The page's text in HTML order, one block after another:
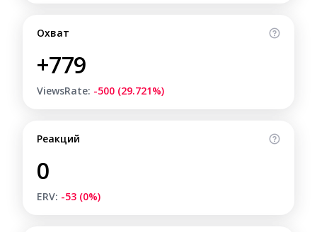
Охват
+779
ViewsRate: -500 (29.721%)
Реакций
0
ERV: -53 (0%)